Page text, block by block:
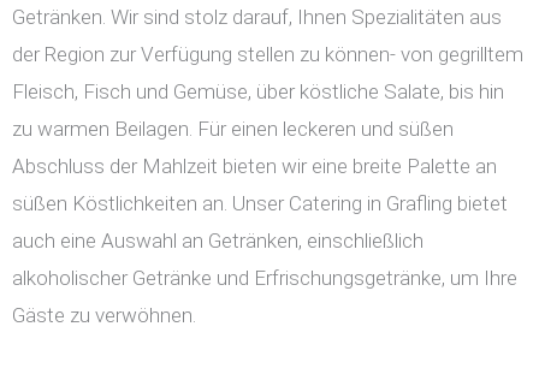
Getränken. Wir sind stolz darauf, Ihnen Spezialitäten aus
der Region zur Verfügung stellen zu können- von gegrilltem
Fleisch, Fisch und Gemüse, über köstliche Salate, bis hin
zu warmen Beilagen. Für einen leckeren und süßen
Abschluss der Mahlzeit bieten wir eine breite Palette an
süßen Köstlichkeiten an. Unser Catering in Grafling bietet
auch eine Auswahl an Getränken, einschließlich
alkoholischer Getränke und Erfrischungsgetränke, um Ihre
Gäste zu verwöhnen.